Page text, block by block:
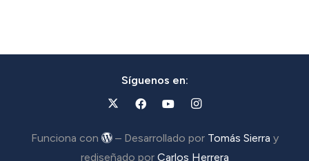
Síguenos en:
Funciona con – Desarrollado por Tomás Sierra y
rediseñado por Carlos Herrera